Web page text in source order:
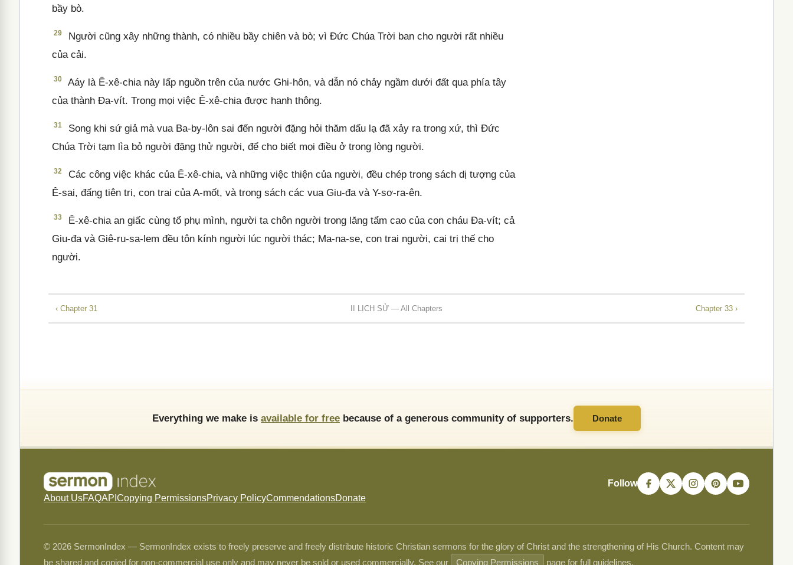
bầy bò.
29
Người cũng xây những thành, có nhiều bầy chiên và bò; vì Đức Chúa Trời ban cho người rất nhiều
của cải.
30
Aáy là Ê-xê-chia này lấp nguồn trên của nước Ghi-hôn, và dẫn nó chảy ngầm dưới đất qua phía tây
của thành Đa-vít. Trong mọi việc Ê-xê-chia được hanh thông.
31
Song khi sứ giả mà vua Ba-by-lôn sai đến người đặng hỏi thăm dấu lạ đã xảy ra trong xứ, thì Đức
Chúa Trời tạm lìa bỏ người đặng thử người, để cho biết mọi điều ở trong lòng người.
32
Các công việc khác của Ê-xê-chia, và những việc thiện của người, đều chép trong sách dị tượng của
Ê-sai, đấng tiên tri, con trai của A-mốt, và trong sách các vua Giu-đa và Y-sơ-ra-ên.
33
Ê-xê-chia an giấc cùng tổ phụ mình, người ta chôn người trong lăng tẩm cao của con cháu Đa-vít; cả
Giu-đa và Giê-ru-sa-lem đều tôn kính người lúc người thác; Ma-na-se, con trai người, cai trị thế cho
người.
‹ Chapter 31 II LỊCH SỬ — All Chapters Chapter 33 ›
Everything we make is available for free because of a generous community of supporters. Donate
About UsFAQAPI Copying PermissionsPrivacy PolicyCommendationsDonate
Follow
© 2026 SermonIndex — SermonIndex exists to freely preserve and freely distribute historic Christian sermons for the glory of Christ and the strengthening of His Church. Content may
be shared and copied for non-commercial use only and may never be sold or used commercially. See our
Copying Permissions page for full guidelines.